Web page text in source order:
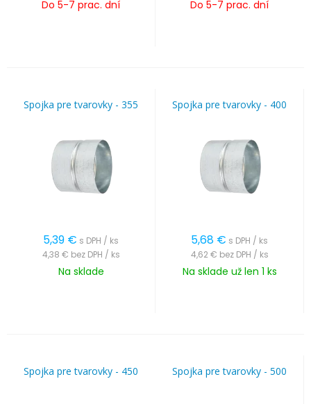
Do 5-7 prac. dní Do 5-7 prac. dní
Spojka pre tvarovky - 355
5,39 € s DPH / ks
4,38 € bez DPH / ks
Na sklade
Spojka pre tvarovky - 400
5,68 € s DPH / ks
4,62 € bez DPH / ks
Na sklade už len 1 ks
Spojka pre tvarovky - 450 Spojka pre tvarovky - 500